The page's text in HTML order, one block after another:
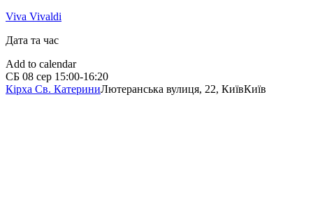
Viva Vivaldi
Дата та час
Add to calendar
СБ 08 сер 15:00-16:20
Кірха Св. КатериниЛютеранська вулиця, 22, КиївКиїв